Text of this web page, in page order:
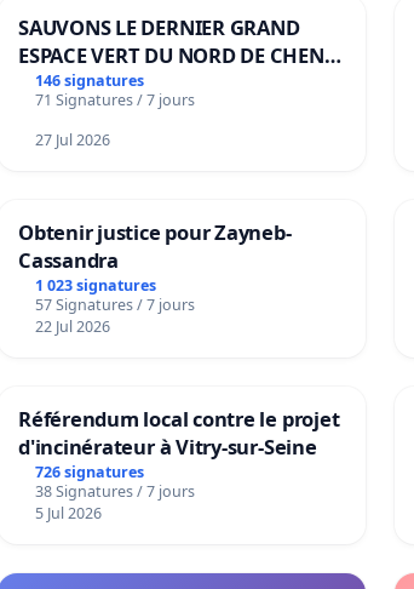
SAUVONS LE DERNIER GRAND
ESPACE VERT DU NORD DE CHENE-
BOUGERIES
146 signatures
71 Signatures / 7 jours
27 Jul 2026
Obtenir justice pour Zayneb-
Cassandra
1 023 signatures
57 Signatures / 7 jours
22 Jul 2026
Référendum local contre le projet
d'incinérateur à Vitry-sur-Seine
726 signatures
38 Signatures / 7 jours
5 Jul 2026